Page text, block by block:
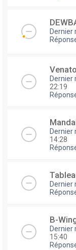
Dernier
Dernier
22:19
Dernier
14:28
Dernier
B-
Dernier
15:40